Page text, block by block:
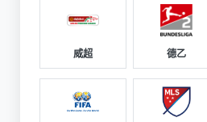
威超 德乙